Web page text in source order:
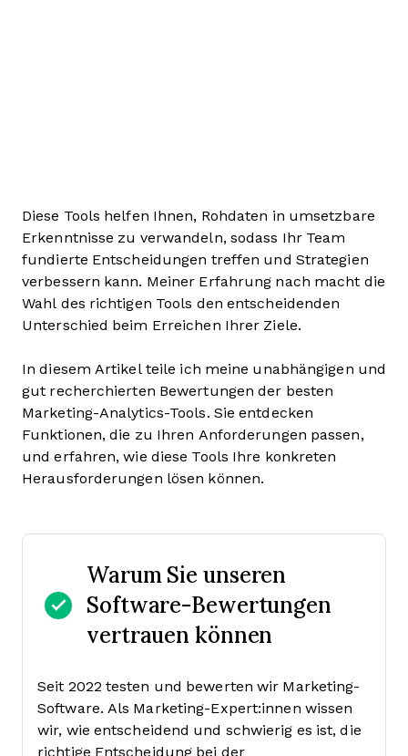
Diese Tools helfen Ihnen, Rohdaten in umsetzbare
Erkenntnisse zu verwandeln, sodass Ihr Team
fundierte Entscheidungen treffen und Strategien
verbessern kann. Meiner Erfahrung nach macht die
Wahl des richtigen Tools den entscheidenden
Unterschied beim Erreichen Ihrer Ziele.
In diesem Artikel teile ich meine unabhängigen und
gut recherchierten Bewertungen der besten
Marketing-Analytics-Tools. Sie entdecken
Funktionen, die zu Ihren Anforderungen passen,
und erfahren, wie diese Tools Ihre konkreten
Herausforderungen lösen können.
Warum Sie unseren
Software-Bewertungen
vertrauen können
Seit 2022 testen und bewerten wir Marketing-
Software. Als Marketing-Expert:innen wissen
wir, wie entscheidend und schwierig es ist, die
richtige Entscheidung bei der